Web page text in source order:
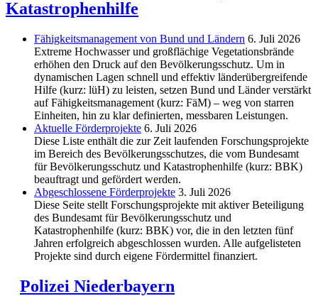
Katastrophenhilfe
Fähigkeitsmanagement von Bund und Ländern 6. Juli 2026
Extreme Hochwasser und großflächige Vegetationsbrände
erhöhen den Druck auf den Bevölkerungsschutz. Um in
dynamischen Lagen schnell und effektiv länderübergreifende
Hilfe (kurz: lüH) zu leisten, setzen Bund und Länder verstärkt
auf Fähigkeitsmanagement (kurz: FäM) – weg von starren
Einheiten, hin zu klar definierten, messbaren Leistungen.
Aktuelle Förderprojekte 6. Juli 2026
Diese Liste enthält die zur Zeit laufenden Forschungsprojekte
im Bereich des Be­völkerungs­schutzes, die vom Bundesamt
für Bevölkerungsschutz und Katastrophenhilfe (kurz: BBK)
beauftragt und gefördert werden.
Abgeschlos­sene Förderprojekte 3. Juli 2026
Diese Seite stellt Forschungsprojekte mit aktiver Beteiligung
des Bundesamt für Bevölkerungsschutz und
Katastrophenhilfe (kurz: BBK) vor, die in den letzten fünf
Jahren erfolgreich abgeschlossen wurden. Alle aufgelisteten
Projekte sind durch eigene Fördermittel finanziert.
Polizei Niederbayern